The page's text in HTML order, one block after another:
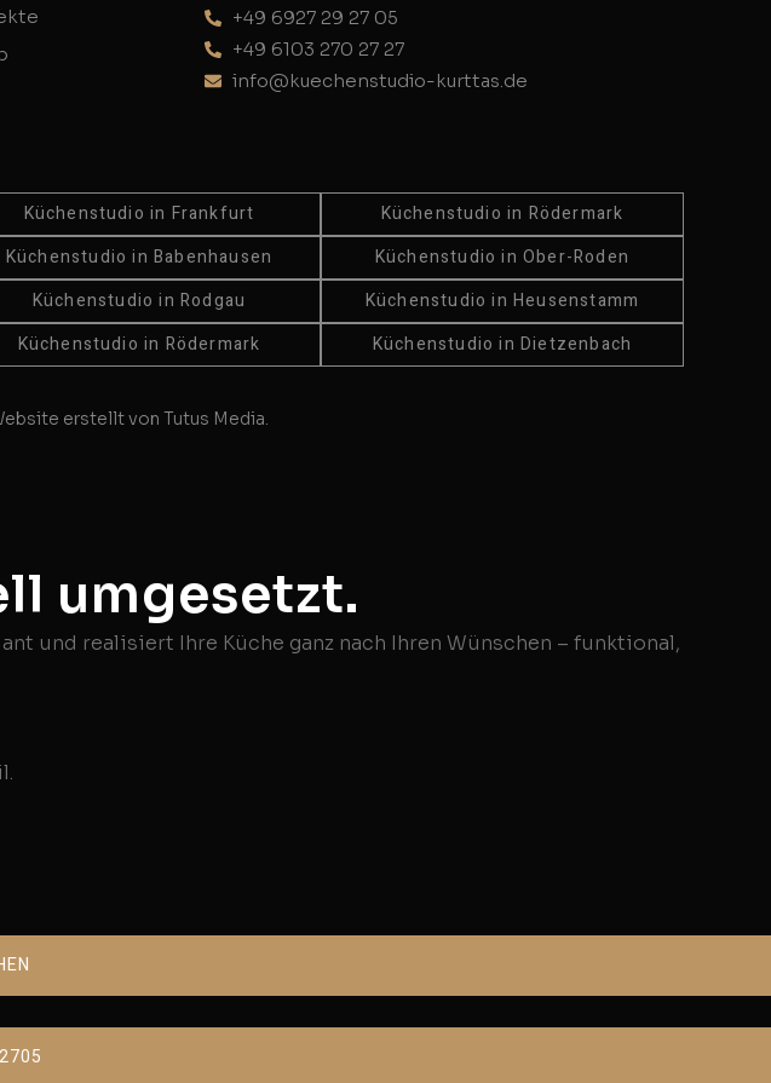
+49 6927 29 27 05
+49 6103 270 27 27
info@kuechenstudio-kurttas.de
Küchenstudio in Frankfurt
Küchenstudio in Babenhausen
Küchenstudio in Rodgau
Küchenstudio in Rödermark
Küchenstudio in Rödermark
Küchenstudio in Ober-Roden
Küchenstudio in Heusenstamm
Küchenstudio in Dietzenbach
erstellt von Tutus Media.
umgesetzt.
und realisiert Ihre Küche ganz nach Ihren Wünschen – funktional,